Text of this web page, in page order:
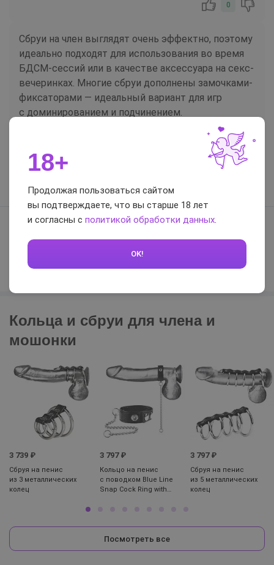
Кольца и сбруи для члена и
0
Сбруи на член выглядят очень эффектно, поэтому
идеально подходят для использования во время
БДСМ-сессий или в качестве аксессуара на секс-
вечеринках. Многие сбруи дополнены замочками-
фиксаторами — идеальный вариант для игр
с доминированием и подчинением.
+1
Ещё 1 отзыв
Кольца и сбруи для члена и
мошонки
3 739 ₽
Сбруя на пенис
из 3 металлических
колец
3 797 ₽
Кольцо на пенис
с поводком Blue Line
Snap Cock Ring with
3 797 ₽
Сбруя на пенис
из 5 металлических
колец
Посмотреть все
18+
Продолжая пользоваться сайтом
вы подтверждаете, что вы старше 18 лет
и согласны с политикой обработки данных
OK!